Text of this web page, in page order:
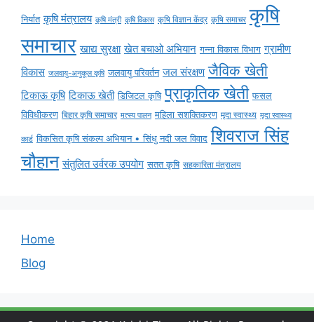
निर्यात कृषि मंत्रालय कृषि मंत्री कृषि विकास कृषि विज्ञान केंद्र कृषि समाचर कृषि
समाचार खाद्य सुरक्षा खेत बचाओ अभियान गन्ना विकास विभाग ग्रामीण
विकास जलवायु-अनुकूल कृषि जलवायु परिवर्तन जल संरक्षण जैविक खेती
टिकाऊ कृषि टिकाऊ खेती डिजिटल कृषि प्राकृतिक खेती फसल
विविधीकरण बिहार कृषि समाचार मत्स्य पालन महिला सशक्तिकरण मृदा स्वास्थ्य मृदा स्वास्थ्य
कार्ड विकसित कृषि संकल्प अभियान • सिंधु नदी जल विवाद शिवराज सिंह
चौहान संतुलित उर्वरक उपयोग सतत कृषि सहकारिता मंत्रालय
Home
Blog